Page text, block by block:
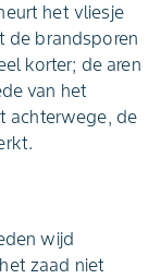
het vliesje
de brandsporen
korter; de aren
van het
achterwege, de
wijd
zaad niet